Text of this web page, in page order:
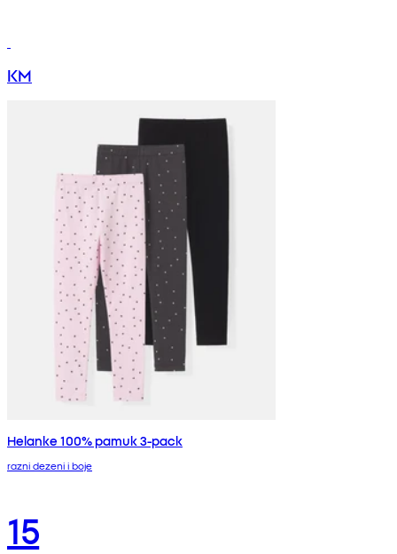
KM
Helanke 100% pamuk 3-pack
razni dezeni i boje
15